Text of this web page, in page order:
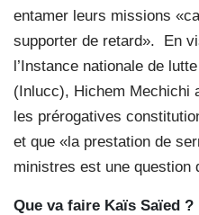
entamer leurs missions
supporter de retard». En
l’Instance nationale de
(Inlucc), Hichem Mechichi
les prérogatives
et que «la prestation de
ministres est une question
Que va faire Kaïs Saïed ?